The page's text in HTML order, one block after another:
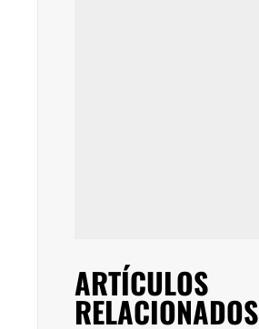
ARTÍCULOS
RELACIONADOS